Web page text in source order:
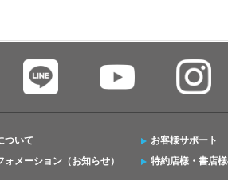
ついて
ォメーション（お知らせ）
お客様サポート
特約店様・書店